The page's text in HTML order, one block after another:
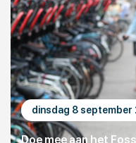
dinsdag 8 september
Doe mee aan het